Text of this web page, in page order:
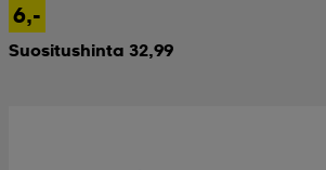
6,-
Suositushinta 32,99